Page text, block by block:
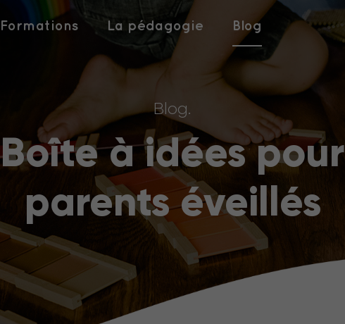
Formations La pédagogie Blog
Blog.
Boîte à idées pour
parents éveillés